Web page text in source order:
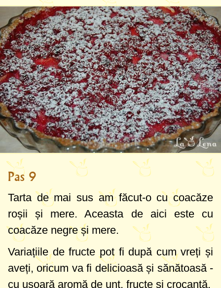
Pas 9
Tarta de mai sus am făcut-o cu coacăze
roșii și mere. Aceasta de aici este cu
coacăze negre și mere.
Variațiile de fructe pot fi după cum vreți și
aveți, oricum va fi delicioasă și sănătoasă -
cu ușoară aromă de unt, fructe și crocantă.